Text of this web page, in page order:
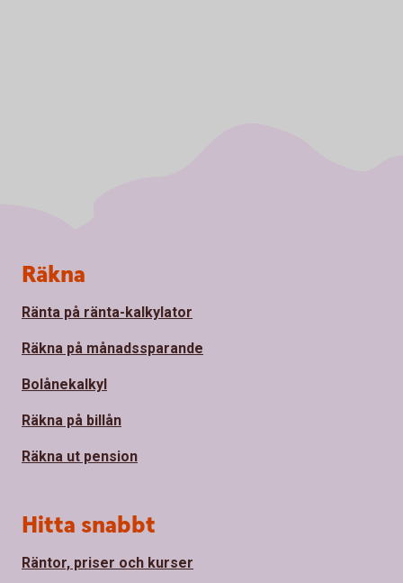
Sidfot
Räkna
Ränta på ränta-kalkylator
Räkna på månadssparande
Bolånekalkyl
Räkna på billån
Räkna ut pension
Hitta snabbt
Räntor, priser och kurser